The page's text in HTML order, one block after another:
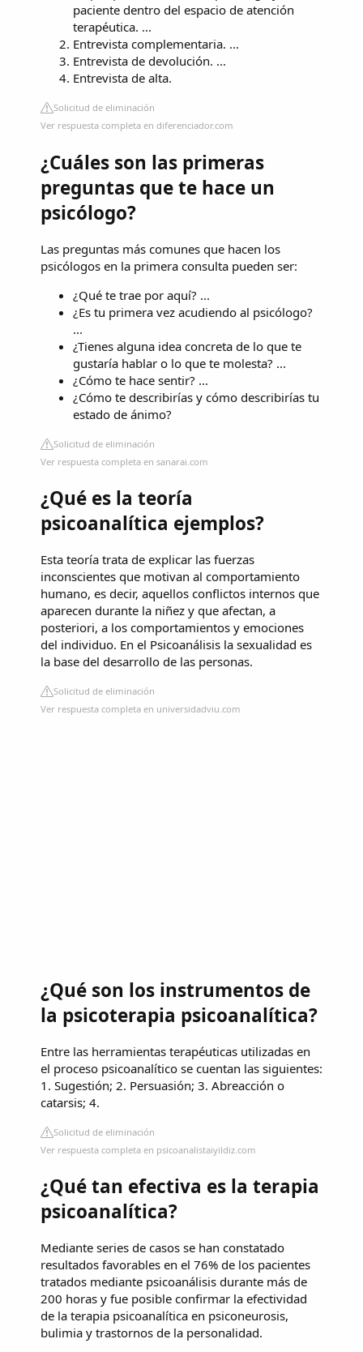
paciente dentro del espacio de atención
terapéutica. ...
Entrevista complementaria. ...
Entrevista de devolución. ...
Entrevista de alta.
Solicitud de eliminación
Ver respuesta completa en diferenciador.com
¿Cuáles son las primeras
preguntas que te hace un
psicólogo?
Las preguntas más comunes que hacen los
psicólogos en la primera consulta pueden ser:
¿Qué te trae por aquí? ...
¿Es tu primera vez acudiendo al psicólogo?
...
¿Tienes alguna idea concreta de lo que te
gustaría hablar o lo que te molesta? ...
¿Cómo te hace sentir? ...
¿Cómo te describirías y cómo describirías tu
estado de ánimo?
Solicitud de eliminación
Ver respuesta completa en sanarai.com
¿Qué es la teoría
psicoanalítica ejemplos?
Esta teoría trata de explicar las fuerzas
inconscientes que motivan al comportamiento
humano, es decir, aquellos conflictos internos que
aparecen durante la niñez y que afectan, a
posteriori, a los comportamientos y emociones
del individuo. En el Psicoanálisis la sexualidad es
la base del desarrollo de las personas.
Solicitud de eliminación
Ver respuesta completa en universidadviu.com
¿Qué son los instrumentos de
la psicoterapia psicoanalítica?
Entre las herramientas terapéuticas utilizadas en
el proceso psicoanalítico se cuentan las siguientes:
1. Sugestión; 2. Persuasión; 3. Abreacción o
catarsis; 4.
Solicitud de eliminación
Ver respuesta completa en psicoanalistaiyildiz.com
¿Qué tan efectiva es la terapia
psicoanalítica?
Mediante series de casos se han constatado
resultados favorables en el 76% de los pacientes
tratados mediante psicoanálisis durante más de
200 horas y fue posible confirmar la efectividad
de la terapia psicoanalítica en psiconeurosis,
bulimia y trastornos de la personalidad.